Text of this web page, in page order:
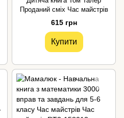
Проданий сміх Час майстрів
615 грн
Купити